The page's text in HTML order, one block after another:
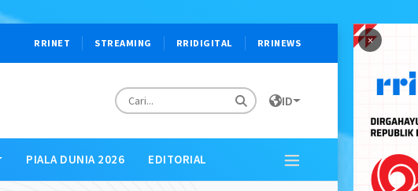
×
RRINET STREAMING RRIDIGITAL RRINEWS
ID
PIALA DUNIA 2026 EDITORIAL